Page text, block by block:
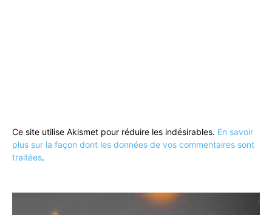
Ce site utilise Akismet pour réduire les indésirables. En savoir
plus sur la façon dont les données de vos commentaires sont
traitées.